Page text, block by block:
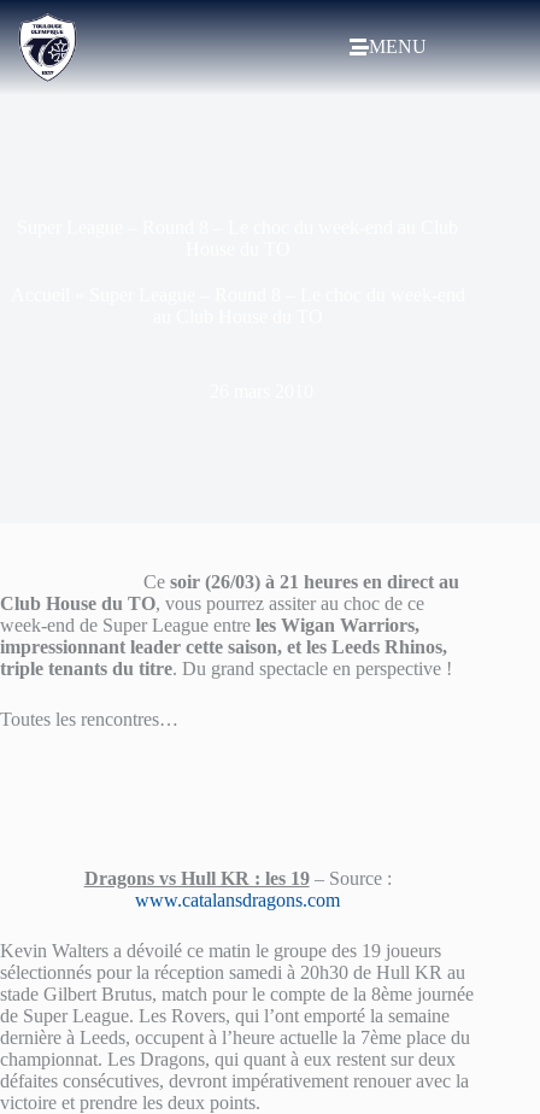
MENU
Ce soir (26/03) à 21 heures en direct au
Club House du TO, vous pourrez assiter au choc de ce
week-end de Super League entre les Wigan Warriors,
impressionnant leader cette saison, et les Leeds Rhinos,
triple tenants du titre. Du grand spectacle en perspective !
Toutes les rencontres…
Dragons vs Hull KR : les 19– Source :
www.catalansdragons.com
Kevin Walters a dévoilé ce matin le groupe des 19 joueurs
sélectionnés pour la réception samedi à 20h30 de Hull KR au
stade Gilbert Brutus, match pour le compte de la 8ème journée
de Super League. Les Rovers, qui l’ont emporté la semaine
dernière à Leeds, occupent à l’heure actuelle la 7ème place du
championnat. Les Dragons, qui quant à eux restent sur deux
défaites consécutives, devront impérativement renouer avec la
victoire et prendre les deux points.